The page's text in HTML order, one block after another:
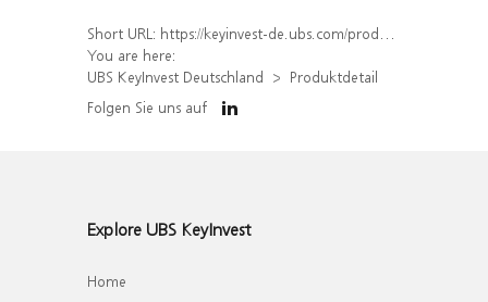
Short URL: https://keyinvest-de.ubs.com/produkt/detail/index/isin/DE000UQ9DDA4
You are here:
UBS KeyInvest Deutschland
Produktdetail
Folgen Sie uns auf
Explore UBS KeyInvest
Home